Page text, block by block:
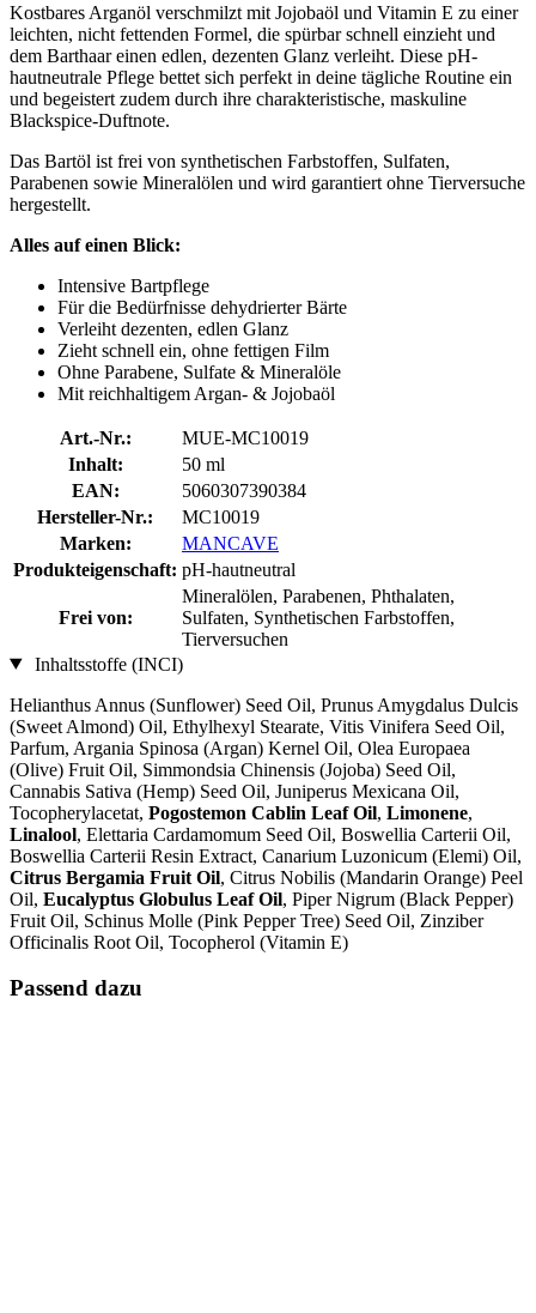
Kostbares Arganöl verschmilzt mit Jojobaöl und Vitamin E zu einer
leichten, nicht fettenden Formel, die spürbar schnell einzieht und
dem Barthaar einen edlen, dezenten Glanz verleiht. Diese pH-
hautneutrale Pflege bettet sich perfekt in deine tägliche Routine ein
und begeistert zudem durch ihre charakteristische, maskuline
Blackspice-Duftnote.
Das Bartöl ist frei von synthetischen Farbstoffen, Sulfaten,
Parabenen sowie Mineralölen und wird garantiert ohne Tierversuche
hergestellt.
Alles auf einen Blick:
Intensive Bartpflege
Für die Bedürfnisse dehydrierter Bärte
Verleiht dezenten, edlen Glanz
Zieht schnell ein, ohne fettigen Film
Ohne Parabene, Sulfate & Mineralöle
Mit reichhaltigem Argan- & Jojobaöl
Art.-Nr.:
MUE-MC10019
Inhalt:
50 ml
EAN:
5060307390384
Hersteller-Nr.:
MC10019
Marken:
MANCAVE
Produkteigenschaft: pH-hautneutral
Frei von:
Mineralölen, Parabenen, Phthalaten,
Sulfaten, Synthetischen Farbstoffen,
Tierversuchen
Inhaltsstoffe (INCI)
Helianthus Annus (Sunflower) Seed Oil, Prunus Amygdalus Dulcis
(Sweet Almond) Oil, Ethylhexyl Stearate, Vitis Vinifera Seed Oil,
Parfum, Argania Spinosa (Argan) Kernel Oil, Olea Europaea
(Olive) Fruit Oil, Simmondsia Chinensis (Jojoba) Seed Oil,
Cannabis Sativa (Hemp) Seed Oil, Juniperus Mexicana Oil,
Tocopherylacetat, Pogostemon Cablin Leaf Oil, Limonene,
Linalool, Elettaria Cardamomum Seed Oil, Boswellia Carterii Oil,
Boswellia Carterii Resin Extract, Canarium Luzonicum (Elemi) Oil,
Citrus Bergamia Fruit Oil, Citrus Nobilis (Mandarin Orange) Peel
Oil, Eucalyptus Globulus Leaf Oil, Piper Nigrum (Black Pepper)
Fruit Oil, Schinus Molle (Pink Pepper Tree) Seed Oil, Zinziber
Officinalis Root Oil, Tocopherol (Vitamin E)
Passend dazu